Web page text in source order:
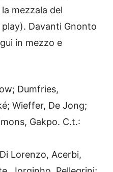
mezzala del
Davanti Gnonto
in mezzo e
Dumfries,
Wieffer, De Jong;
Gakpo. C.t.:
Lorenzo, Acerbi,